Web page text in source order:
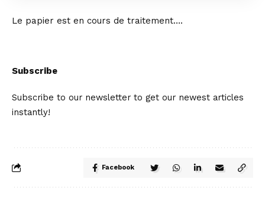
Le papier est en cours de traitement….
Subscribe
Subscribe to our newsletter to get our newest articles
instantly!
Facebook